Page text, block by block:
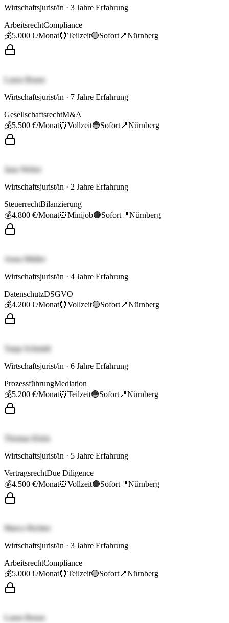
Wirtschaftsjurist/in · 3 Jahre Erfahrung
ArbeitsrechtCompliance
💰5.000 €/Monat⏰Teilzeit🟢Sofort 📍Nürnberg
Laura Braun
Wirtschaftsjurist/in · 7 Jahre Erfahrung
GesellschaftsrechtM&A
💰5.500 €/Monat⏰Vollzeit🟢Sofort 📍Nürnberg
Jana Weber
Wirtschaftsjurist/in · 2 Jahre Erfahrung
SteuerrechtBilanzierung
💰4.800 €/Monat⏰Minijob🟢Sofort 📍Nürnberg
Anna Müller
Wirtschaftsjurist/in · 4 Jahre Erfahrung
DatenschutzDSGVO
💰4.200 €/Monat⏰Vollzeit🟢Sofort 📍Nürnberg
Tanja Schmidt
Wirtschaftsjurist/in · 6 Jahre Erfahrung
ProzessführungMediation
💰5.200 €/Monat⏰Teilzeit🟢Sofort 📍Nürnberg
Thomas Klein
Wirtschaftsjurist/in · 5 Jahre Erfahrung
VertragsrechtDue Diligence
💰4.500 €/Monat⏰Vollzeit🟢Sofort 📍Nürnberg
Marco Richter
Wirtschaftsjurist/in · 3 Jahre Erfahrung
ArbeitsrechtCompliance
💰5.000 €/Monat⏰Teilzeit🟢Sofort 📍Nürnberg
Laura Braun